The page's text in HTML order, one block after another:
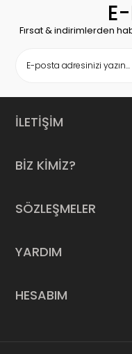
Fırsat & indirimlerden
İLETİŞİM
BİZ KİMİZ?
SÖZLEŞMELER
YARDIM
HESABIM